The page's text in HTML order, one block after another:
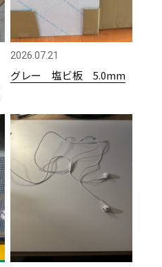
2026.07.21
グレー 塩ビ板 5.0mm